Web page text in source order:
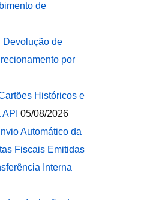
de
Devolução de
por
Históricos e
05/08/2026
Automático da
Fiscais Emitidas
Interna